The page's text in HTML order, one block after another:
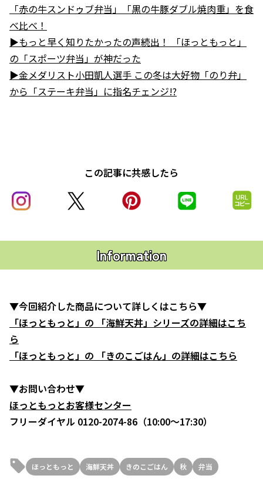
「赤の牛スンドゥブ弁当」「黒の牛豚ダブル焼肉重」を食
べ比べ！
▶もっと早く知りたかったの声続出！ 「ほっともっと」
の「スポーツ弁当」が神だった
▶金メダリスト小田凱人選手 この冬は大好物「のり弁」
から「ステーキ弁当」に指名チェンジ!?
この記事に共感したら
Information
▼今回紹介した商品について詳しくはこちら▼
「ほっともっと」の 「海鮮天丼」シリーズの詳細はこち
ら
「ほっともっと」の 「きのこごはん」の詳細はこちら
▼お問い合わせ▼
ほっともっとお客様センター
フリーダイヤル 0120-2074-86（10:00～17:30）
ほっともっと 海鮮天丼 きのこごはん 秋 弁当